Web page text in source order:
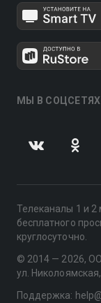
МЫ В СОЦСЕТЯХ
Телеканалы 1 и 2
бесплатного
круглосуточно.
© 2014 — 2026,
ул.
Поддержка: